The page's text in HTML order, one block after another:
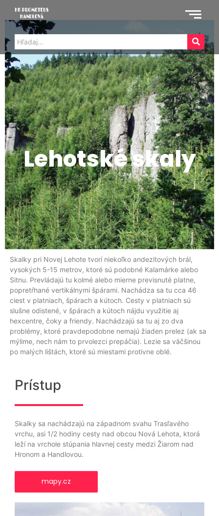
Lehotské Skaly
Lehotské skaly
Skalky pri Novej Lehote tvorí niekoľko andezitových brál,
vysokých 5-15 metrov, ktoré sú podobné Kalamárke alebo
Sitnu. Prevládajú tu kolmé alebo mierne previsnuté platne,
popretŕhané vertikálnymi špárami. Nachádza sa tu cca 46
ciest v platniach, špárach a kútoch. Cesty v platniach sú
slušne odistené, v špárach a kútoch nájdu využitie aj
hexcentre, čoky a friendy. Nachádzajú sa tu aj zo dva
problémy, ktoré pravdepodobne nemajú žiaden prelez (ak sa
mýlime, nech nám to prvolezci prepáčia). Lezie sa väčšinou
po malých lištách, ktoré sú miestami protivne oblé.
Prístup
Skalky sa nachádzajú na západnom svahu Trasľavého
vrchu, asi 1/2 hodiny cesty nad obcou Nová Lehota, ktorá
leží na vrchole stúpania hlavnej cesty medzi Žiarom nad
Hronom a Handlovou.
mapy.cz